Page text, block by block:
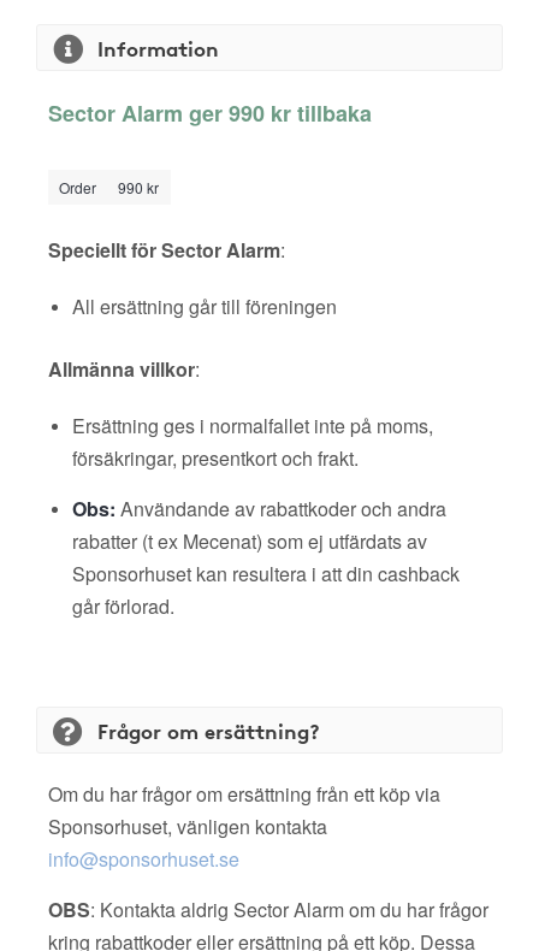
Information
Sector Alarm ger 990 kr tillbaka
Order 990 kr
Speciellt för Sector Alarm:
All ersättning går till föreningen
Allmänna villkor:
Ersättning ges i normalfallet inte på moms,
försäkringar, presentkort och frakt.
Obs: Användande av rabattkoder och andra
rabatter (t ex Mecenat) som ej utfärdats av
Sponsorhuset kan resultera i att din cashback
går förlorad.
Frågor om ersättning?
Om du har frågor om ersättning från ett köp via
Sponsorhuset, vänligen kontakta
info@sponsorhuset.se
OBS: Kontakta aldrig Sector Alarm om du har frågor
kring rabattkoder eller ersättning på ett köp. Dessa